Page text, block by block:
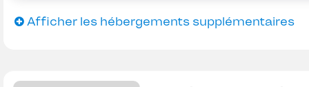
Afficher les hébergements supplémentaires